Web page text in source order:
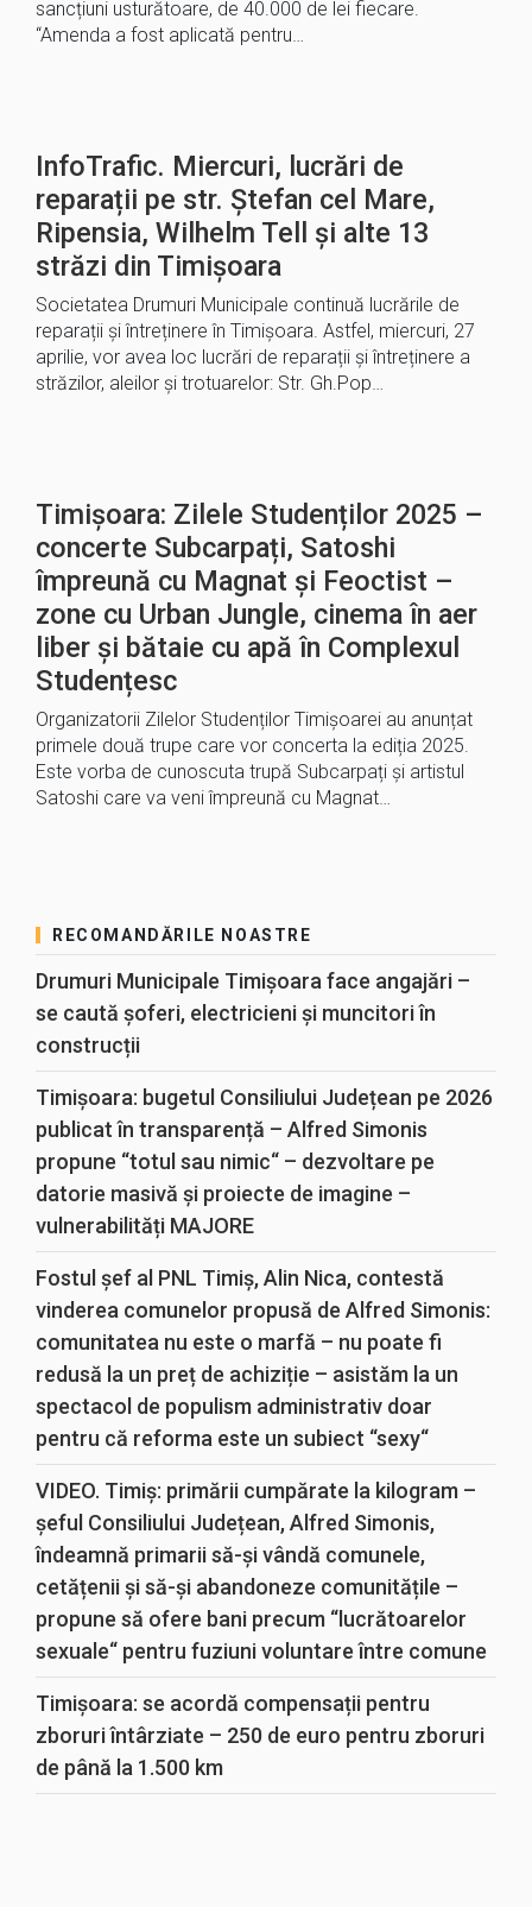
sancțiuni usturătoare, de 40.000 de lei fiecare.
“Amenda a fost aplicată pentru…
InfoTrafic. Miercuri, lucrări de
reparații pe str. Ștefan cel Mare,
Ripensia, Wilhelm Tell și alte 13
străzi din Timișoara
Societatea Drumuri Municipale continuă lucrările de
reparații și întreținere în Timișoara. Astfel, miercuri, 27
aprilie, vor avea loc lucrări de reparații și întreținere a
străzilor, aleilor și trotuarelor: Str. Gh.Pop…
Timișoara: Zilele Studenților 2025 –
concerte Subcarpați, Satoshi
împreună cu Magnat şi Feoctist –
zone cu Urban Jungle, cinema în aer
liber și bătaie cu apă în Complexul
Studențesc
Organizatorii Zilelor Studenților Timișoarei au anunțat
primele două trupe care vor concerta la ediția 2025.
Este vorba de cunoscuta trupă Subcarpați și artistul
Satoshi care va veni împreună cu Magnat…
RECOMANDĂRILE NOASTRE
Drumuri Municipale Timișoara face angajări –
se caută șoferi, electricieni și muncitori în
construcții
Timișoara: bugetul Consiliului Județean pe 2026
publicat în transparență – Alfred Simonis
propune “totul sau nimic“ – dezvoltare pe
datorie masivă și proiecte de imagine –
vulnerabilități MAJORE
Fostul șef al PNL Timiș, Alin Nica, contestă
vinderea comunelor propusă de Alfred Simonis:
comunitatea nu este o marfă – nu poate fi
redusă la un preț de achiziție – asistăm la un
spectacol de populism administrativ doar
pentru că reforma este un subiect “sexy“
VIDEO. Timiș: primării cumpărate la kilogram –
șeful Consiliului Județean, Alfred Simonis,
îndeamnă primarii să-și vândă comunele,
cetățenii și să-și abandoneze comunitățile –
propune să ofere bani precum “lucrătoarelor
sexuale“ pentru fuziuni voluntare între comune
Timișoara: se acordă compensații pentru
zboruri întârziate – 250 de euro pentru zboruri
de până la 1.500 km